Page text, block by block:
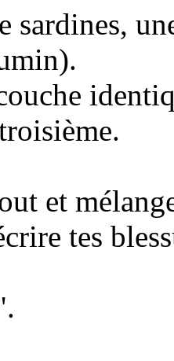
sardines,
et
tes